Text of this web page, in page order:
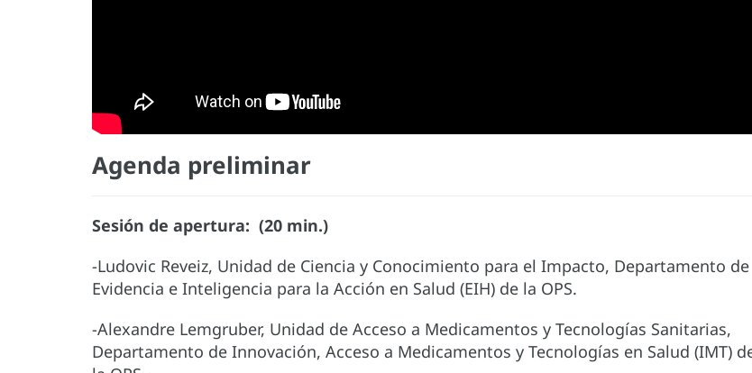
Agenda preliminar
Sesión de apertura: (20 min.)
-Ludovic Reveiz, Unidad de Ciencia y Conocimiento para el Impacto, Departamento de
Evidencia e Inteligencia para la Acción en Salud (EIH) de la OPS.
-Alexandre Lemgruber, Unidad de Acceso a Medicamentos y Tecnologías Sanitarias,
Departamento de Innovación, Acceso a Medicamentos y Tecnologías en Salud (IMT)